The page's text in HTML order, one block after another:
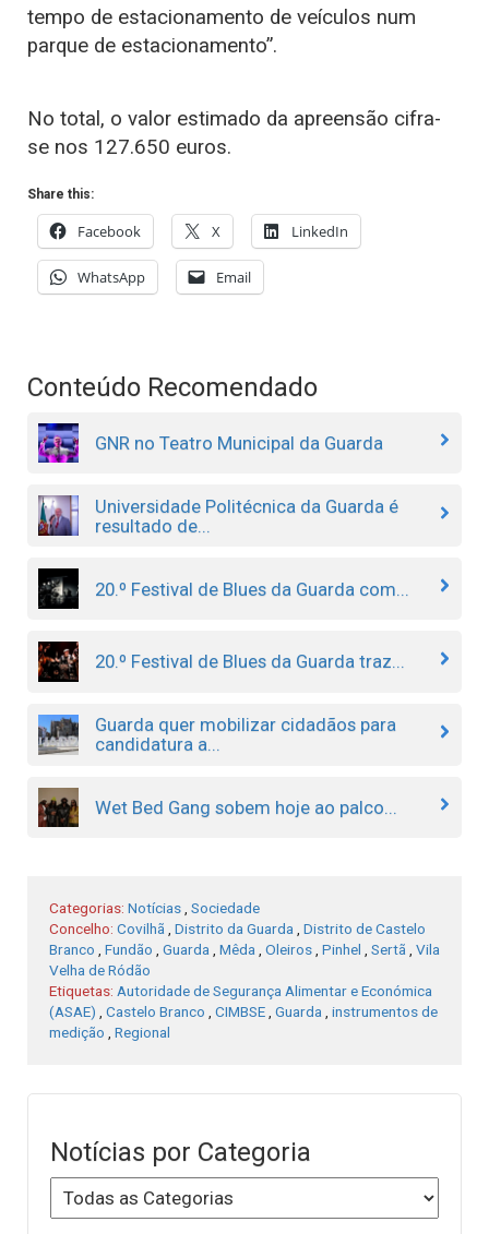
tempo de estacionamento de veículos num
parque de estacionamento”.
No total, o valor estimado da apreensão cifra-
se nos 127.650 euros.
Share this:
Facebook X LinkedIn
WhatsApp Email
Conteúdo Recomendado
GNR no Teatro Municipal da Guarda
Universidade Politécnica da Guarda é
resultado de...
20.º Festival de Blues da Guarda com...
20.º Festival de Blues da Guarda traz...
Guarda quer mobilizar cidadãos para
candidatura a...
Wet Bed Gang sobem hoje ao palco...
Categorias: Notícias, Sociedade
Concelho: Covilhã, Distrito da Guarda, Distrito de Castelo
Branco , Fundão , Guarda, Mêda, Oleiros, Pinhel , Sertã, Vila
Velha de Ródão
Etiquetas: Autoridade de Segurança Alimentar e Económica
(ASAE) , Castelo Branco , CIMBSE, Guarda, instrumentos de
medição , Regional
Notícias por Categoria